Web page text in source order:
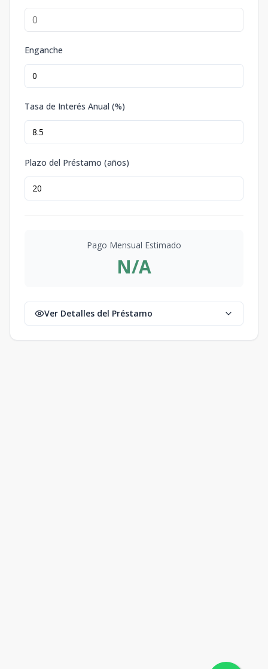
Enganche
Tasa de Interés Anual (%)
Plazo del Préstamo (años)
Pago Mensual Estimado
N/A
Ver Detalles del Préstamo